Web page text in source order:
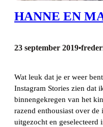
HANNE EN
23 september 2019•
Wat leuk dat je er weer
Instagram Stories zien dat
binnengekregen van het
razend enthousiast over
uitgezocht en